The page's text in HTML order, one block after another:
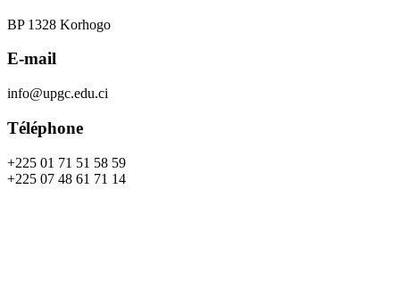
BP 1328 Korhogo
E-mail
info@upgc.edu.ci
Téléphone
+225 01 71 51 58 59
+225 07 48 61 71 14